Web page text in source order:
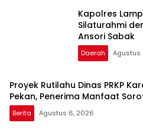
Kapolres
Silaturahmi
Ansori Sabak
Daerah Agustus
Proyek Rutilahu Dinas PRKP
Pekan, Penerima Manfaat
Berita Agustus 6, 2026